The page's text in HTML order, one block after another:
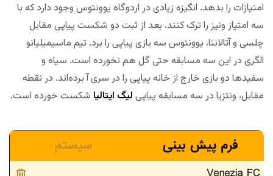
امتیازات را بدهد. انگیزه زیادی در اردوگاه یوونتوس وجود دارد که با
سه امتیاز ونیز را ترک کنند. بعد از ثبت دو شکست پیاپی مقابل
چلسی و آتالانتا، یوونتوس سه بازی پیاپی را برد. تیم ماسیمیلیانو
الگری در این سه مسابقه حتی گل هم نخورده است. سیاه و
سفیدها دو بازی خارج از خانه پیاپی را در سری آ برده‌اند. در نقطه
مقابل، ونتزیا در سه مسابقه پیاپی لیگ ایتالیا شکست خورده است.